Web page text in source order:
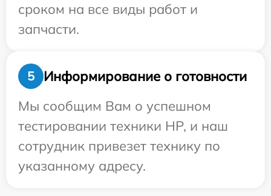
сроком на все виды работ и
запчасти.
5
Информирование о готовности
Мы сообщим Вам о успешном
тестировании техники HP, и наш
сотрудник привезет технику по
указанному адресу.